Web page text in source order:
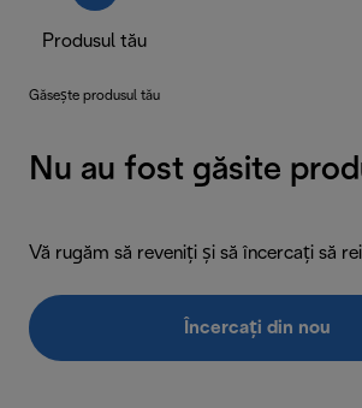
Produsul tău
Găsește produsul tău
Nu au fost găsite
Vă rugăm să reveniți și să încercați să
Încercați din nou